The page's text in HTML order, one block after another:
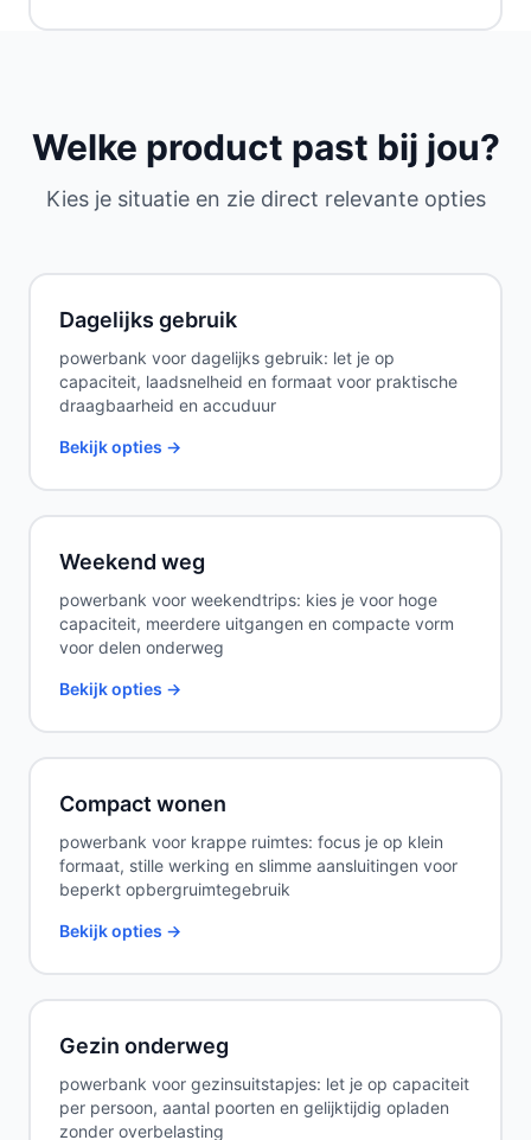
Welke product past bij jou?
Kies je situatie en zie direct relevante opties
Dagelijks gebruik
powerbank voor dagelijks gebruik: let je op
capaciteit, laadsnelheid en formaat voor praktische
draagbaarheid en accuduur
Bekijk opties →
Weekend weg
powerbank voor weekendtrips: kies je voor hoge
capaciteit, meerdere uitgangen en compacte vorm
voor delen onderweg
Bekijk opties →
Compact wonen
powerbank voor krappe ruimtes: focus je op klein
formaat, stille werking en slimme aansluitingen voor
beperkt opbergruimtegebruik
Bekijk opties →
Gezin onderweg
powerbank voor gezinsuitstapjes: let je op capaciteit
per persoon, aantal poorten en gelijktijdig opladen
zonder overbelasting